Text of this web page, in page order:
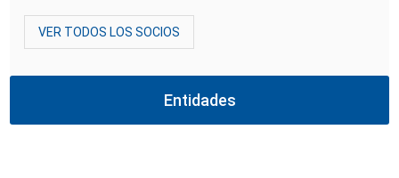
VER TODOS LOS SOCIOS
Entidades